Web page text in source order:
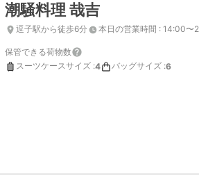
潮騒料理 哉吉
逗子駅から徒歩6分 本日の営業時間 : 14:00〜
保管できる荷物数
スーツケースサイズ :4 バッグサイズ :6